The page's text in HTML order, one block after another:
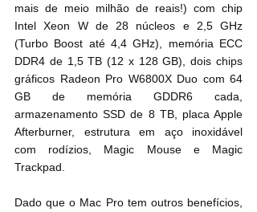
mais de meio milhão de reais!) com chip
Intel Xeon W de 28 núcleos e 2,5 GHz
(Turbo Boost até 4,4 GHz), memória ECC
DDR4 de 1,5 TB (12 x 128 GB), dois chips
gráficos Radeon Pro W6800X Duo com 64
GB de memória GDDR6 cada,
armazenamento SSD de 8 TB, placa Apple
Afterburner, estrutura em aço inoxidável
com rodízios, Magic Mouse e Magic
Trackpad.
Dado que o Mac Pro tem outros benefícios,